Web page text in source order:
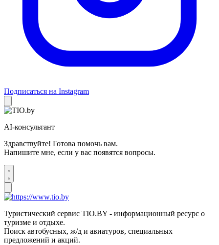
Подписаться на Instagram
AI-консультант
Здравствуйте! Готова помочь вам.
Напишите мне, если у вас появятся вопросы.
Туристический сервис TIO.BY - информационный ресурс о
туризме и отдыхе.
Поиск автобусных, ж/д и авиатуров, специальных
предложений и акций.